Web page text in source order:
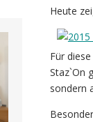
Heute
Für
Staz`On
sondern